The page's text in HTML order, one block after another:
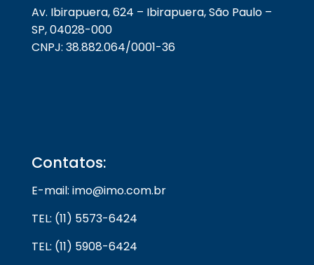
Av. Ibirapuera, 624 – Ibirapuera, São Paulo –
SP, 04028-000
CNPJ: 38.882.064/0001-36
Contatos:
E-mail: imo@imo.com.br
TEL: (11) 5573-6424
TEL: (11) 5908-6424